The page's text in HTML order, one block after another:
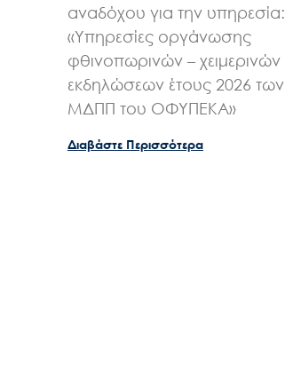
αναδόχου για την υπηρεσία:
«Υπηρεσίες οργάνωσης
φθινοπωρινών – χειμερινών
εκδηλώσεων έτους 2026 των
ΜΔΠΠ του ΟΦΥΠΕΚΑ»
Διαβάστε Περισσότερα